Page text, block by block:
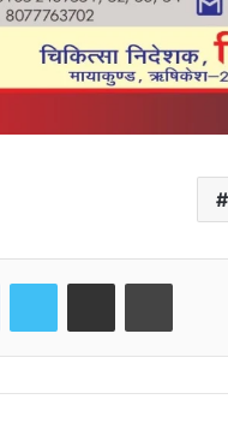
FacebookTwitter Share via Email Print